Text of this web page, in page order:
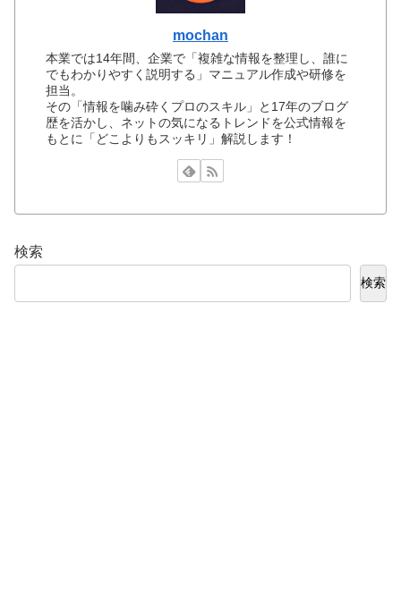
mochan
本業では14年間、企業で「複雑な情報を整理し、誰に
でもわかりやすく説明する」マニュアル作成や研修を
担当。
その「情報を噛み砕くプロのスキル」と17年のブログ
歴を活かし、ネットの気になるトレンドを公式情報を
もとに「どこよりもスッキリ」解説します！
検索
検索